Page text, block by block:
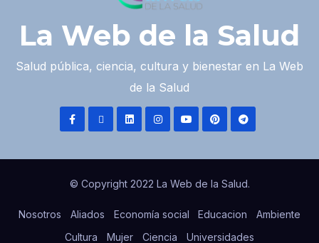
La Web de la Salud
Salud pública, ciencia, cultura y bienestar en La Web
de la Salud
© Copyright 2022 La Web de la Salud.
Nosotros Aliados Economía social Educacion
Ambiente
Cultura
Mujer Ciencia Universidades